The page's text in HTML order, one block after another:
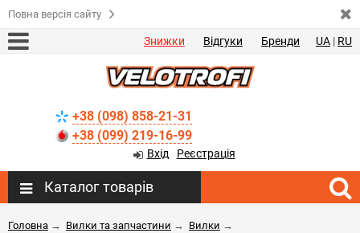
Повна версія сайту
Знижки Відгуки Бренди UA | RU
+38 (098) 858-21-31
+38 (099) 219-16-99
Вхід Реєстрація
Каталог товарів
Головна → Вилки та запчастини → Вилки →